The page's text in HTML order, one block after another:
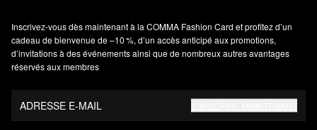
Inscrivez‑vous dès maintenant à la COMMA Fashion Card et profitez d’un
cadeau de bienvenue de –10 %, d’un accès anticipé aux promotions,
d’invitations à des événements ainsi que de nombreux autres avantages
réservés aux membres
ADRESSE E-MAIL